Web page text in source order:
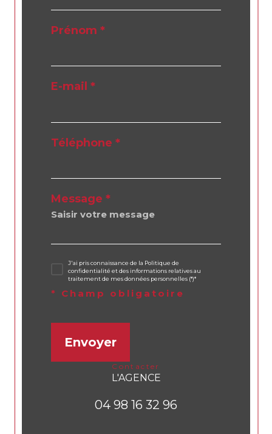
Prénom *
E-mail *
Téléphone *
Message *
J'ai pris connaissance de la Politique de
confidentialité et des informations relatives au
traitement de mes données personnelles (*)*
* Champ obligatoire
Envoyer
contacter
L'AGENCE
04 98 16 32 96